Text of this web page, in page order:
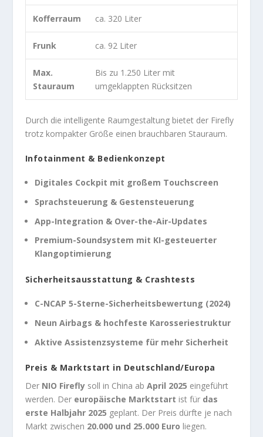
Kofferraum ca. 320 Liter
Frunk ca. 92 Liter
Max.
Stauraum
Bis zu 1.250 Liter mit
umgeklappten Rücksitzen
Durch die intelligente Raumgestaltung bietet der Firefly
trotz kompakter Größe einen brauchbaren Stauraum.
Infotainment & Bedienkonzept
Digitales Cockpit mit großem Touchscreen
Sprachsteuerung & Gestensteuerung
App-Integration & Over-the-Air-Updates
Premium-Soundsystem mit KI-gesteuerter
Klangoptimierung
Sicherheitsausstattung & Crashtests
C-NCAP 5-Sterne-Sicherheitsbewertung (2024)
Neun Airbags & hochfeste Karosseriestruktur
Aktive Assistenzsysteme für mehr Sicherheit
Preis & Marktstart in Deutschland/Europa
Der NIO Fireflysoll in China ab April 2025 eingeführt
werden. Der europäische Marktstart ist für das
erste Halbjahr 2025 geplant. Der Preis dürfte je nach
Markt zwischen 20.000 und 25.000 Euro liegen.